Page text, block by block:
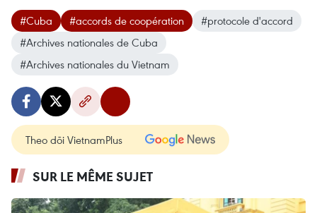
#Cuba #accords de coopération
#protocole d'accord
#Archives nationales de Cuba
#Archives nationales du Vietnam
Theo dõi VietnamPlus
SUR LE MÊME SUJET